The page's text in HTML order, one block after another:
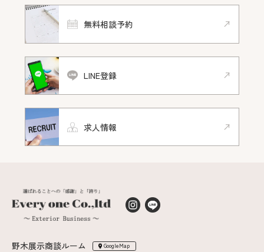
無料相談予約
LINE登録
求人情報
野木展示商談ルーム GoogleMap